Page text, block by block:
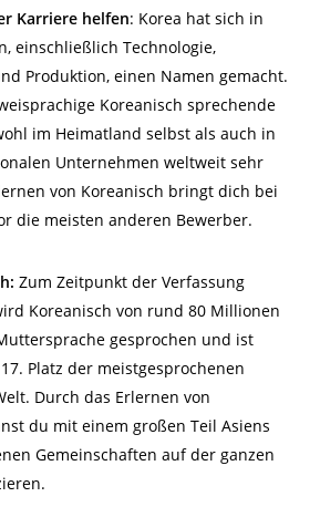
Karriere helfen: Korea hat sich in
einschließlich Technologie,
Produktion, einen Namen gemacht.
Koreanisch sprechende
im Heimatland selbst als auch in
Unternehmen weltweit sehr
von Koreanisch bringt dich bei
die meisten anderen Bewerber.
Zum Zeitpunkt der Verfassung
Koreanisch von rund 80 Millionen
gesprochen und ist
17. Platz der meistgesprochenen
Durch das Erlernen von
du mit einem großen Teil Asiens
Gemeinschaften auf der ganzen